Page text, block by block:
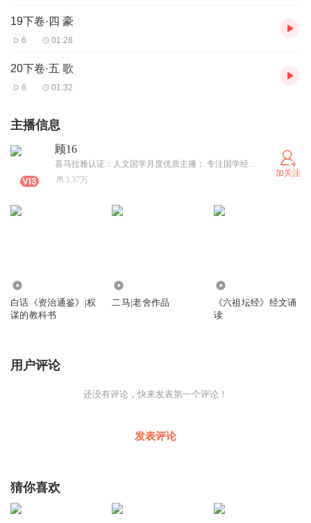
19下卷·四 豪
6 01:28
20下卷·五 歌
6 01:32
主播信息
顾16
喜马拉雅认证：人文国学月度优质主播； 专注国学经典、佛经诵读与传统文化有声演绎。 用沉稳清晰的声音，传递静心与智慧， 陪你在喧嚣中寻一份心安。 点击订阅，常来听书，常得清净。
3.37万
加关注
白话《资治通鉴》|权
谋的教科书
二马|老舍作品
《六祖坛经》经文诵
读
用户评论
还没有评论，快来发表第一个评论！
发表评论
猜你喜欢